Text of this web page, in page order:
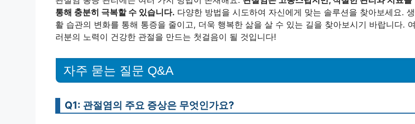
통해 충분히 극복할 수 있습니다. 다양한 방법을 시도하여 자신에게 맞는 솔루션을 찾아보세요. 생
활 습관의 변화를 통해 통증을 줄이고, 더욱 행복한 삶을 살 수 있는 길을 찾아보시기 바랍니다. 여
러분의 노력이 건강한 관절을 만드는 첫걸음이 될 것입니다!
자주 묻는 질문 Q&A
Q1: 관절염의 주요 증상은 무엇인가요?